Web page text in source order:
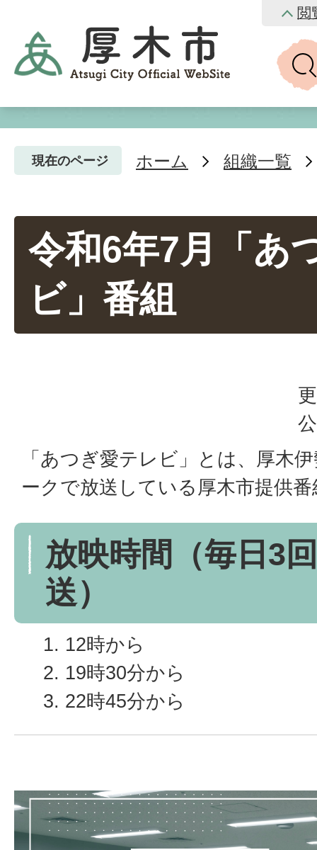
閲
現在のページ ホーム 組織一覧
令和6年7月「あ
ビ」番組
「あつぎ愛テレビ」とは、厚木
ークで放送している厚木市提供
放映時間（毎日3
送）
12時から
19時30分から
22時45分から